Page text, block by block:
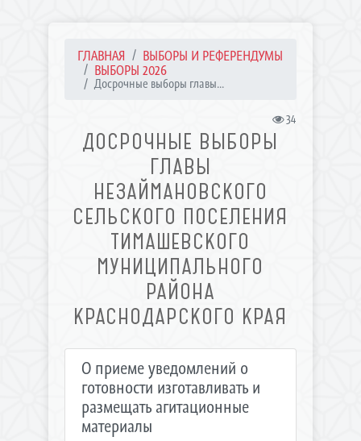
ГЛАВНАЯ
ВЫБОРЫ И РЕФЕРЕНДУМЫ
ВЫБОРЫ 2026
Досрочные выборы главы...
34
ДОСРОЧНЫЕ ВЫБОРЫ
ГЛАВЫ
НЕЗАЙМАНОВСКОГО
СЕЛЬСКОГО ПОСЕЛЕНИЯ
ТИМАШЕВСКОГО
МУНИЦИПАЛЬНОГО
РАЙОНА
КРАСНОДАРСКОГО КРАЯ
О приеме уведомлений о
готовности изготавливать и
размещать агитационные
материалы